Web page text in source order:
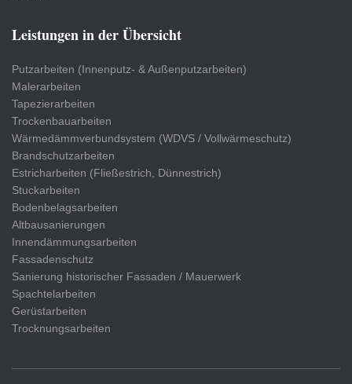
Leistungen in der Übersicht
Putzarbeiten (Innenputz- & Außenputzarbeiten)
Malerarbeiten
Tapezierarbeiten
Trockenbauarbeiten
Wärmedämmverbundsystem (WDVS / Vollwärmeschutz)
Brandschutzarbeiten
Estricharbeiten (Fließestrich, Dünnestrich)
Stuckarbeiten
Bodenbelagsarbeiten
Altbausanierungen
Innendämmungsarbeiten
Fassadenschutz
Sanierung historischer Fassaden / Mauerwerk
Spachtelarbeiten
Gerüstarbeiten
Trocknungsarbeiten